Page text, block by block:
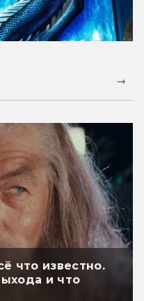
что известно.
и что